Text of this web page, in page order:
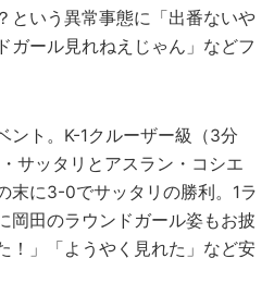
という異常事態に「出番ないや
ガール見れねえじゃん」などフ
ト。K-1クルーザー級（3分
サッタリとアスラン・コシエ
末に3-0でサッタリの勝利。1ラ
岡田のラウンドガール姿もお披
！」「ようやく見れた」など安